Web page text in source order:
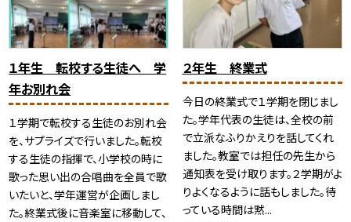
１年生 転校する生徒へ 学
年お別れ会
１学期で転校する生徒のお別れ会
を、サプライズで行いました。転校
する生徒の指揮で、小学校の時に
歌った思い出の合唱曲を全員で歌
いたいと、学年運営が企画しまし
た。終業式後に音楽室に移動して、
２年生 終業式
今日の終業式で１学期を閉じまし
た。学年代表の生徒は、全校の前
で立派なふりかえりを話してくれ
ました。教室では担任の先生から
通知表を受け取ります。２学期がよ
りよくなるように話もしました。待
っている時間は黙...